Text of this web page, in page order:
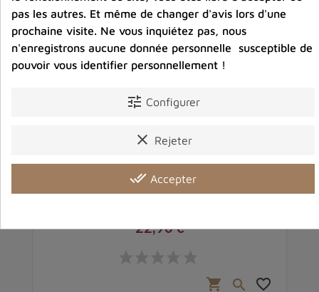
Bijou tibétain pendentif Kalachakra et mantra
22,90 €
shopping_cart  favorite_border
pas les autres. Et même de changer d'avis lors d'une
prochaine visite. Ne vous inquiétez pas, nous
n'enregistrons aucune donnée personnelle susceptible de
pouvoir vous identifier personnellement !
tune Configurer
clear Rejeter
done_all Accepter